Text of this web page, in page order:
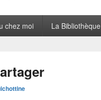
chez moi La Bibliothèque